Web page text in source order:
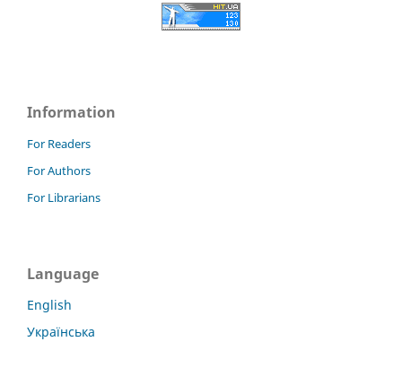
Information
For Readers
For Authors
For Librarians
Language
English
Українська